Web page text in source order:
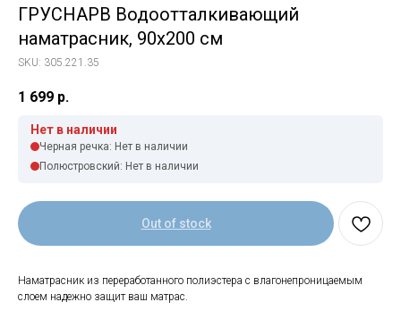
ГРУСНАРВ Водоотталкивающий
наматрасник, 90x200 см
SKU: 305.221.35
1 699 р.
Нет в наличии
Черная речка: Нет в наличии
Полюстровский: Нет в наличии
Out of stock
Наматрасник из переработанного полиэстера с влагонепроницаемым
слоем надежно защит ваш матрас.